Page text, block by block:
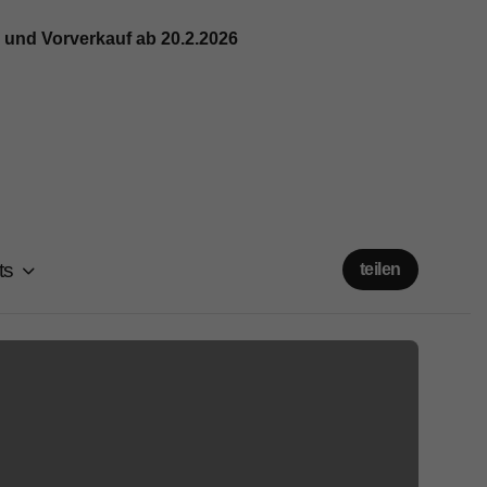
Vorverkauf ab 20.2.2026
teilen